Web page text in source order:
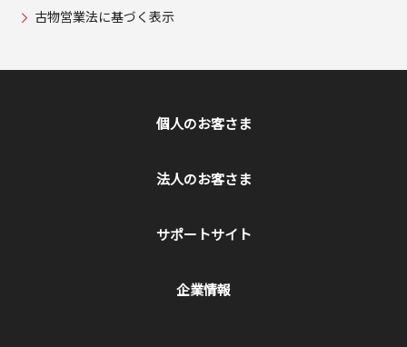
古物営業法に基づく表示
個人のお客さま
法人のお客さま
サポートサイト
企業情報